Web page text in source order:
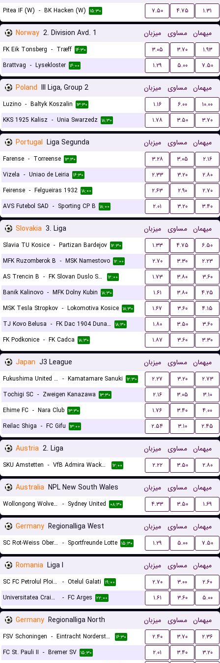
Pitea IF (W) - BK Hacken (W) ۱۵:۳۰ ۷.۵۰ ۴.۷۵ ۱.۳۱
Norway 2. Division Avd. 1 میزبان مساوی میهمان
FK Eik Tonsberg - Træff ۱۴:۳۰ ۳.۰۵ ۳.۷۰
۱.۹۳
Brattvag - Lysekloster ۱۶:۰۰ ۱.۲۹ ۵.۰۰ ۷.۵۰
Poland III Liga, Group 2 میزبان مساوی میهمان
Luzino - Baltyk Koszalin ۱۳:۳۰ ۱.۱۶ ۶.۰۰
۱۰.۰۰
KKS 1925 Kalisz - Unia Swarzedz ۱۸:۳۰ ۱.۷۸ ۳.۵۰ ۳.۷۰
Portugal Liga Segunda میزبان مساوی میهمان
Farense - Torreense ۱۳:۳۰ ۳.۲۸ ۳.۰۵
۲.۱۶
Vizela - Uniao de Leiria ۱۶:۳۰ ۲.۳۳ ۳.۲۰
۲.۸۰
Feirense - Felgueiras 1932 ۱۸:۰۰ ۲.۶۳ ۲.۹۰
۲.۷۰
AVS Futebol SAD - Sporting CP B ۱۸:۰۰ ۲.۰۱ ۳.۲۰ ۳.۴۰
Slovakia 3. Liga میزبان مساوی میهمان
Slavia TU Kosice - Partizan Bardejov ۱۲:۳۰ ۱.۳۳ ۴.۷۵
۶.۵۰
MFK Ruzomberok B - MSK Namestovo ۱۲:۰۰ ۲.۷۰ ۳.۳۰
۲.۲۳
AS Trencin B - FK Slovan Duslo Sala ۱۲:۰۰ ۱.۷۳ ۳.۸۰
۳.۶۰
Banik Kalinovo - MFK Dolny Kubin ۱۸:۳۰ ۱.۶۱ ۳.۸۰
۴.۲۵
MSK Tesla Stropkov - Lokomotiva Kosice ۱۸:۳۰ ۱.۶۷ ۳.۶۰
۴.۱۵
TJ Kovo Belusa - FK Dac 1904 Dunajska Streda B ۱۸:۳۰ ۱.۸۰ ۳.۵۰
۳.۶۰
FK Podkonice - FK Cadca ۱۸:۳۰ ۱.۸۷ ۳.۶۰ ۳.۳۰
Japan J3 League میزبان مساوی میهمان
Fukushima United FC - Kamatamare Sanuki ۱۲:۳۰ ۲.۲۷ ۳.۲۰
۲.۷۳
Tochigi SC - Zweigen Kanazawa ۱۳:۳۰ ۲.۱۶ ۳.۰۵
۳.۱۰
Ehime FC - Nara Club ۱۳:۳۰ ۱.۷۶ ۳.۴۰
۴.۰۰
Reilac Shiga - FC Gifu ۱۳:۰۰ ۲.۵۴ ۳.۱۰ ۲.۴۵
Austria 2. Liga میزبان مساوی میهمان
SKU Amstetten - VfB Admira Wacker Modling ۱۲:۰۰ ۲.۲۲ ۳.۵۰ ۲.۸۰
Australia NPL New South Wales میزبان مساوی میهمان
Wollongong Wolves FC - Sydney United ۰۸:۳۰ ۴.۳۳ ۳.۵۰ ۱.۶۹
Germany Regionalliga West میزبان مساوی میهمان
SC Rot-Weiss Oberhausen - Sportfreunde Lotte ۱۵:۳۰ ۱.۲۹ ۵.۰۰ ۷.۵۰
Romania Liga I میزبان مساوی میهمان
SC FC Petrolul Ploiesti - Otelul Galati ۱۹:۰۰ ۲.۷۰ ۳.۰۰
۲.۶۰
Universitatea Craiova
- FC Arges ۲۲:۰۰ ۱.۶۱ ۳.۶۰ ۵.۰۰
Germany Regionalliga North میزبان مساوی میهمان
FSV Schoningen - Eintracht Norderstedt ۱۶:۳۰ ۲.۴۰ ۳.۷۰
۲.۳۶
FC St. Pauli II - Bremer SV ۱۵:۳۰ ۲.۰۱ ۳.۴۰
۳.۲۰